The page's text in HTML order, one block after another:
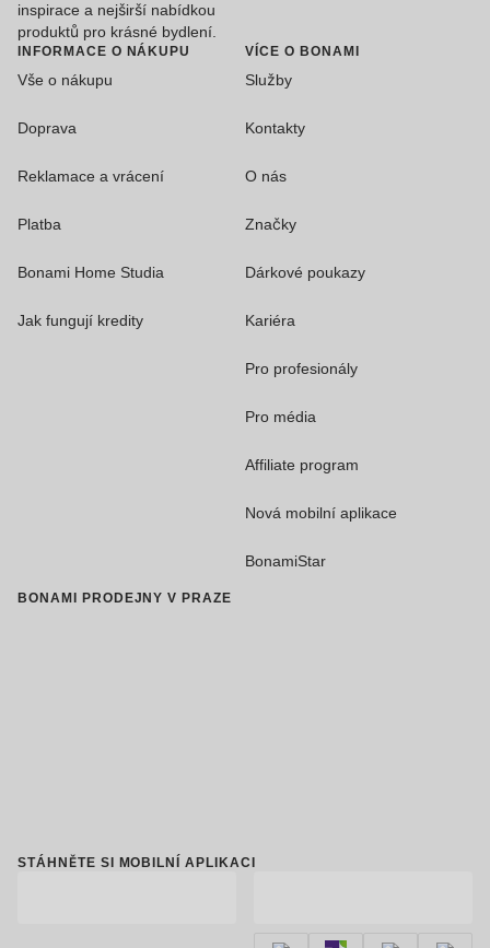
inspirace a nejširší nabídkou
produktů pro krásné bydlení.
INFORMACE O NÁKUPU
Vše o nákupu
Doprava
Reklamace a vrácení
Platba
Bonami Home Studia
Jak fungují kredity
VÍCE O BONAMI
Služby
Kontakty
O nás
Značky
Dárkové poukazy
Kariéra
Pro profesionály
Pro média
Affiliate program
Nová mobilní aplikace
BonamiStar
BONAMI PRODEJNY V PRAZE
STÁHNĚTE SI MOBILNÍ APLIKACI